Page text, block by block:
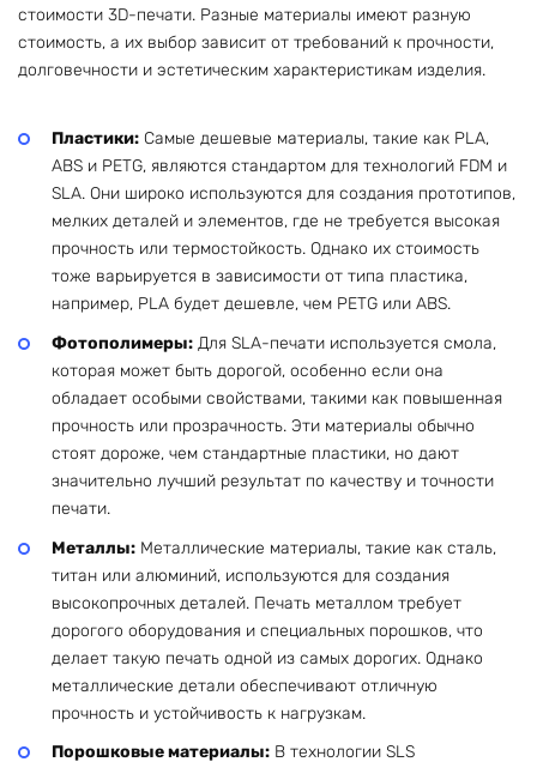
стоимости 3D-печати. Разные материалы имеют разную
стоимость, а их выбор зависит от требований к прочности,
долговечности и эстетическим характеристикам изделия.
Пластики: Самые дешевые материалы, такие как PLA,
ABS и PETG, являются стандартом для технологий FDM и
SLA. Они широко используются для создания прототипов,
мелких деталей и элементов, где не требуется высокая
прочность или термостойкость. Однако их стоимость
тоже варьируется в зависимости от типа пластика,
например, PLA будет дешевле, чем PETG или ABS.
Фотополимеры: Для SLA-печати используется смола,
которая может быть дорогой, особенно если она
обладает особыми свойствами, такими как повышенная
прочность или прозрачность. Эти материалы обычно
стоят дороже, чем стандартные пластики, но дают
значительно лучший результат по качеству и точности
печати.
Металлы: Металлические материалы, такие как сталь,
титан или алюминий, используются для создания
высокопрочных деталей. Печать металлом требует
дорогого оборудования и специальных порошков, что
делает такую печать одной из самых дорогих. Однако
металлические детали обеспечивают отличную
прочность и устойчивость к нагрузкам.
Порошковые материалы: В технологии SLS